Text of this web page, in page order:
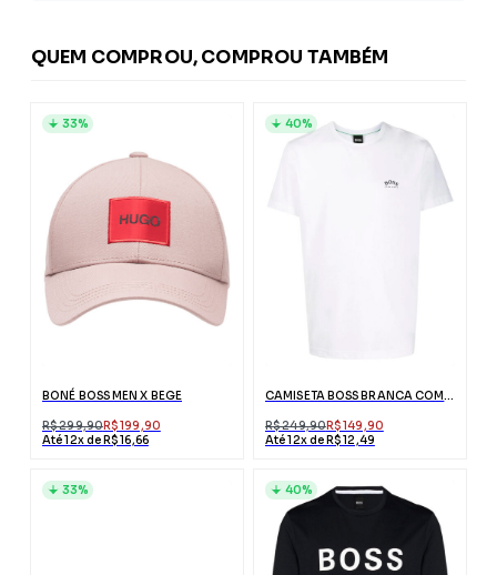
QUEM COMPROU, COMPROU TAMBÉM
BONÉ BOSS MEN X BEGE
R$ 299,90R$ 199,90
Até 12x de R$ 16,66
33%
CAMISETA BOSS BRANCA COM LOGO PRETO
R$ 249,90R$ 149,90
Até 12x de R$ 12,49
40%
33% 40%